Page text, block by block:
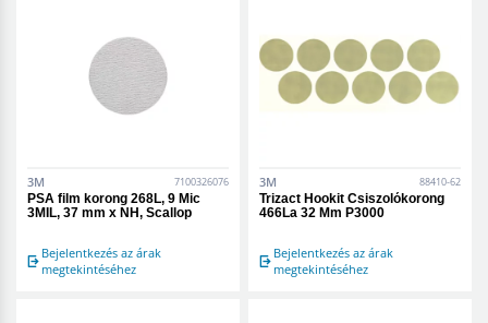
3M 7100326076
PSA film korong 268L, 9 Mic
3MIL, 37 mm x NH, Scallop
Bejelentkezés az árak
megtekintéséhez
3M 88410-62
Trizact Hookit Csiszolókorong
466La 32 Mm P3000
Bejelentkezés az árak
megtekintéséhez